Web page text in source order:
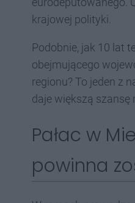
krajowej polityki.
Podobnie, jak 10 lat
obejmującego
regionu? To jeden z
daje większą szansę
Pałac w
powinna